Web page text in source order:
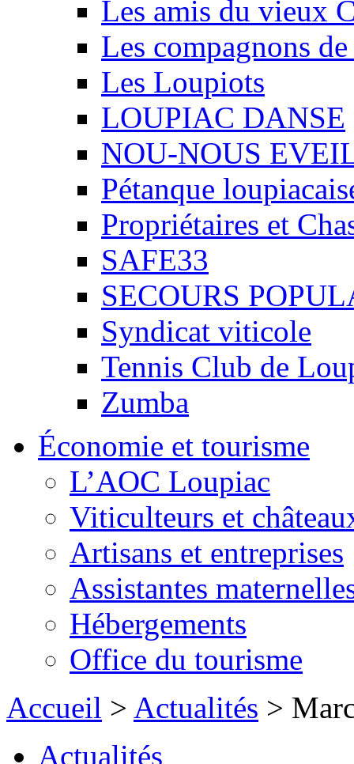
Les amis du vieux
Les compagnons
Les Loupiots
LOUPIAC DANSE
NOU-NOUS
Pétanque
Propriétaires et
SAFE33
SECOURS
Syndicat viticole
Tennis Club de
Zumba
Économie et tourisme
L’AOC Loupiac
Viticulteurs et
Artisans et entreprises
Assistantes
Hébergements
Office du tourisme
Accueil > Actualités >
Actualités